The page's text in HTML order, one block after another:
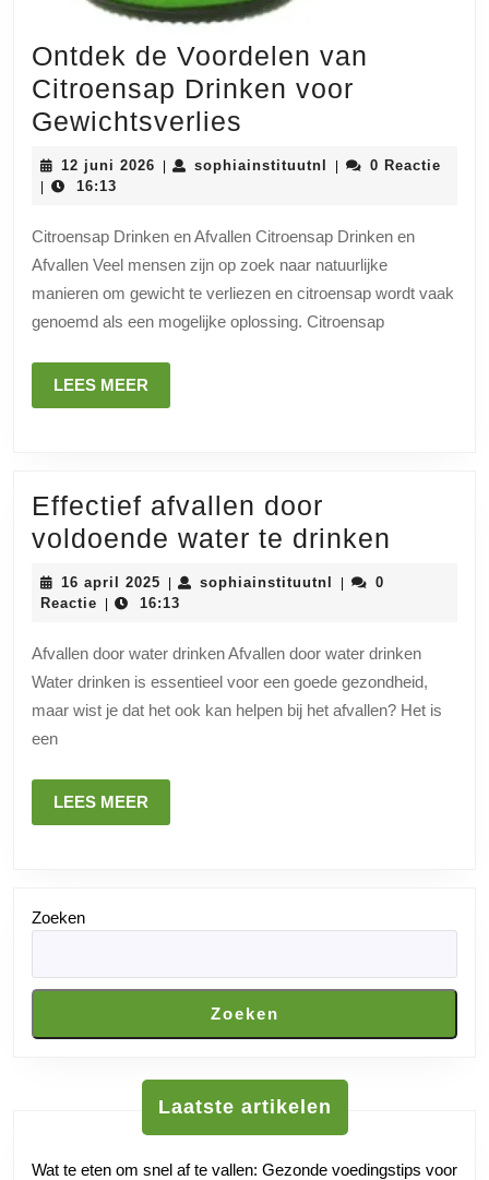
Ontdek de Voordelen van
Citroensap Drinken voor
Gewichtsverlies
de
Citroensap
Drinken
voor
12 juni 2026 12
sophiainstituutnl sophiainstituutnl
0 Reactie
16:13
Citroensap Drinken en Afvallen Citroensap Drinken en
Afvallen Veel mensen zijn op zoek naar natuurlijke
manieren om gewicht te verliezen en citroensap wordt vaak
genoemd als een mogelijke oplossing. Citroensap
LEES MEER
MEER
Effectief afvallen door
voldoende water te drinken
water
te
16 april 2025 16
april
sophiainstituutnl sophiainstituutnl
0
Reactie
16:13
Afvallen door water drinken Afvallen door water drinken
Water drinken is essentieel voor een goede gezondheid,
maar wist je dat het ook kan helpen bij het afvallen? Het is
een
LEES MEER
MEER
Zoeken
Zoeken
Laatste artikelen
Wat te eten om snel af te vallen: Gezonde voedingstips voor